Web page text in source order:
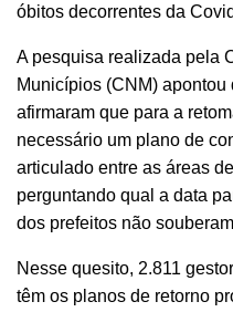
óbitos decorrentes da
A pesquisa realizada pela
Municípios (CNM)
afirmaram que para a
necessário um plano de
articulado entre as áreas
perguntando qual a data
dos prefeitos não
Nesse quesito, 2.811
têm os planos de retorno